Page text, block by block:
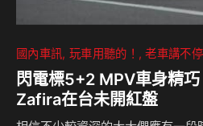
國內車訊 玩車用聽的！ 老車講不停
閃電標5+2 MPV車身精
Zafira在台未開紅盤